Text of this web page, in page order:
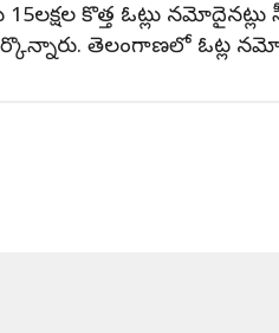
కొత్త ఓట్లు
తెలంగాణలో ఓట్ల